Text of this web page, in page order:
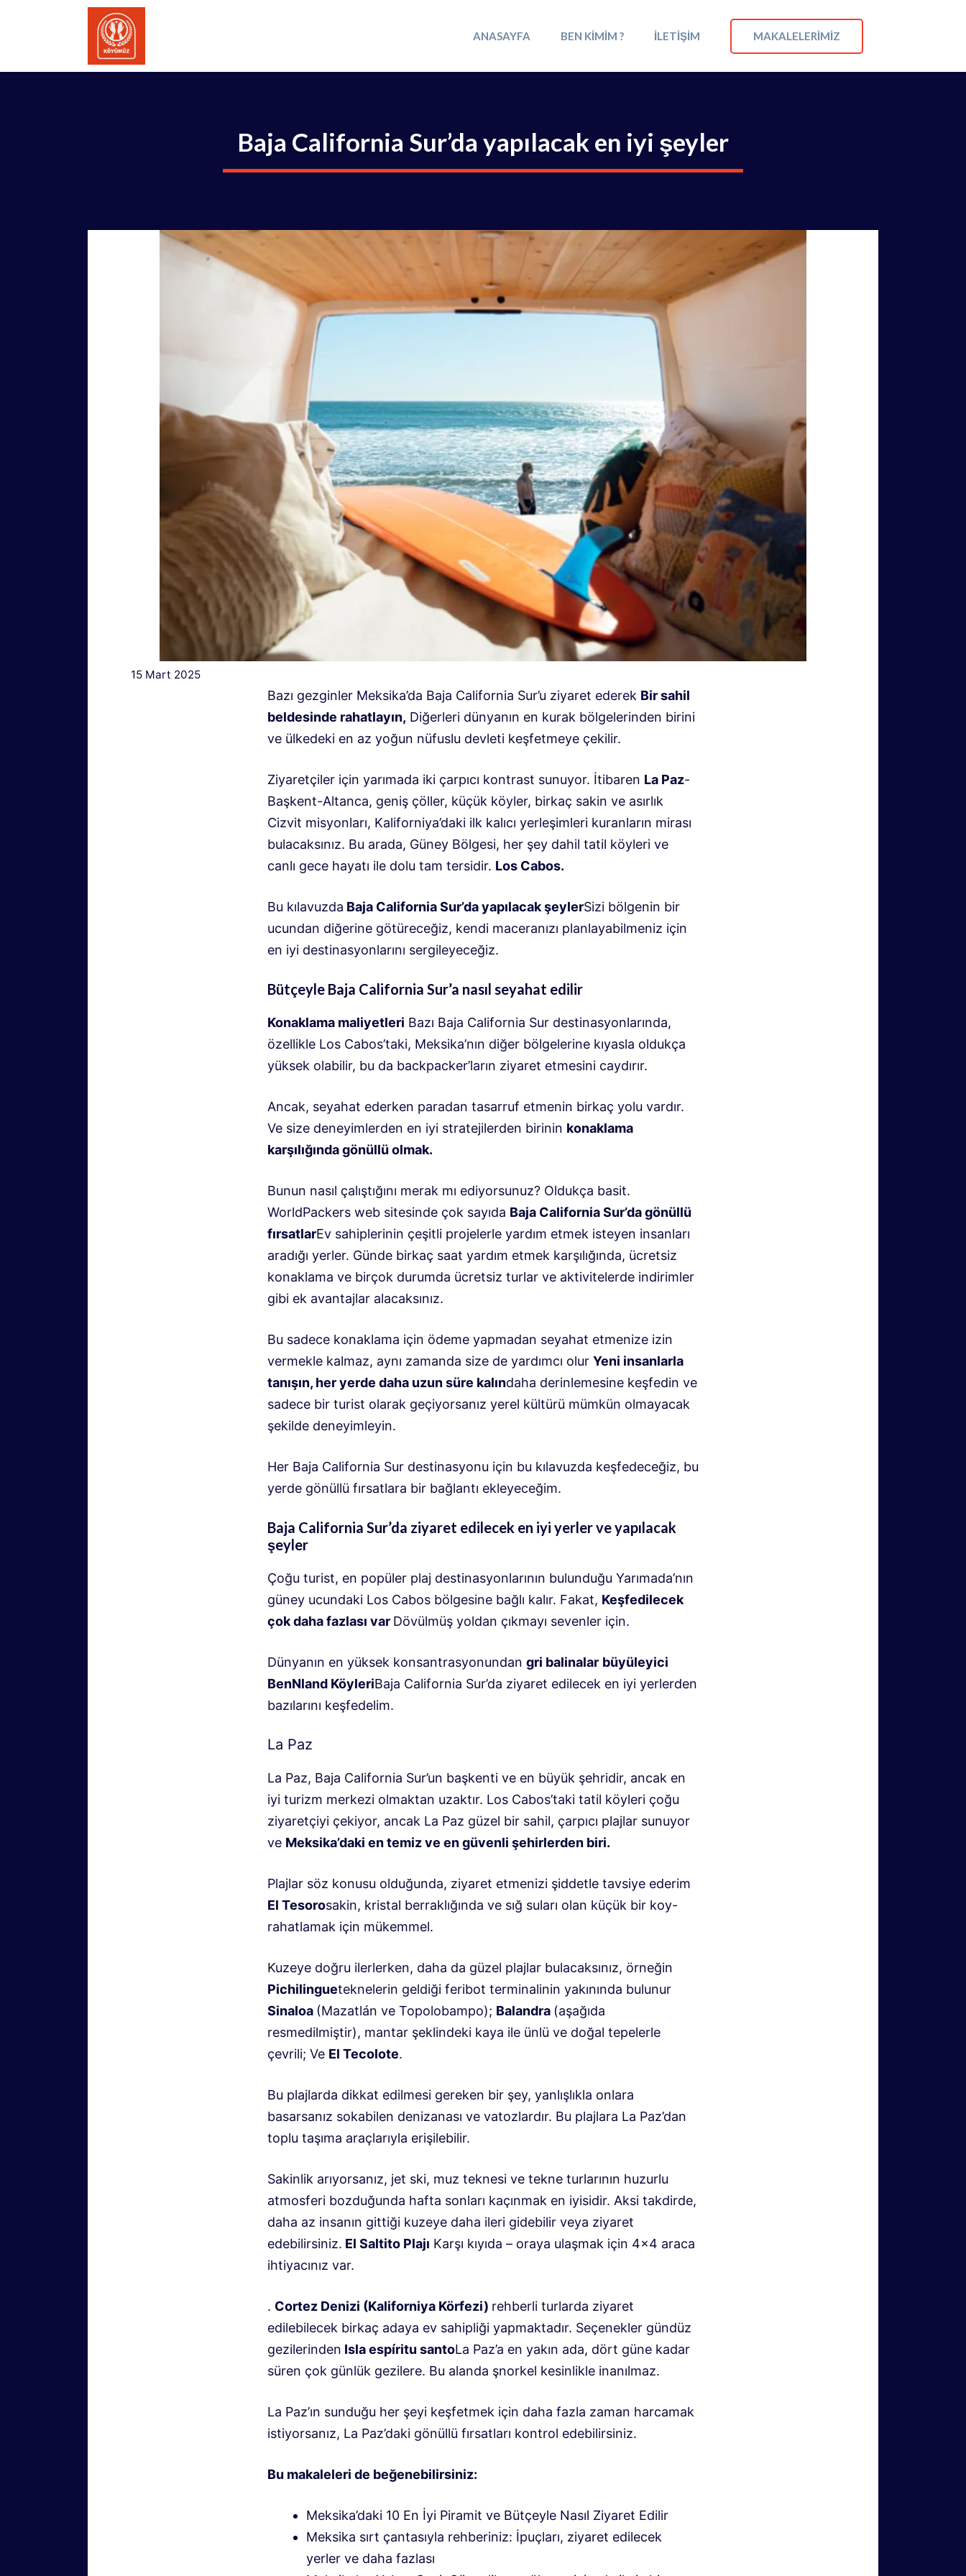
ANASAYFA BEN KIMIM ? İLETIŞIM MAKALELERIMIZ
Baja California Sur’da yapılacak en iyi şeyler
15 Mart 2025
Bazı gezginler Meksika’da Baja California Sur’u ziyaret ederek Bir sahil
beldesinde rahatlayın, Diğerleri dünyanın en kurak bölgelerinden birini
ve ülkedeki en az yoğun nüfuslu devleti keşfetmeye çekilir.
Ziyaretçiler için yarımada iki çarpıcı kontrast sunuyor. İtibaren La Paz-
Başkent-Altanca, geniş çöller, küçük köyler, birkaç sakin ve asırlık
Cizvit misyonları, Kaliforniya’daki ilk kalıcı yerleşimleri kuranların mirası
bulacaksınız. Bu arada, Güney Bölgesi, her şey dahil tatil köyleri ve
canlı gece hayatı ile dolu tam tersidir. Los Cabos.
Bu kılavuzda Baja California Sur’da yapılacak şeylerSizi bölgenin bir
ucundan diğerine götüreceğiz, kendi maceranızı planlayabilmeniz için
en iyi destinasyonlarını sergileyeceğiz.
Bütçeyle Baja California Sur’a nasıl seyahat edilir
Konaklama maliyetleri Bazı Baja California Sur destinasyonlarında,
özellikle Los Cabos’taki, Meksika’nın diğer bölgelerine kıyasla oldukça
yüksek olabilir, bu da backpacker’ların ziyaret etmesini caydırır.
Ancak, seyahat ederken paradan tasarruf etmenin birkaç yolu vardır.
Ve size deneyimlerden en iyi stratejilerden birinin konaklama
karşılığında gönüllü olmak.
Bunun nasıl çalıştığını merak mı ediyorsunuz? Oldukça basit.
WorldPackers web sitesinde çok sayıda Baja California Sur’da gönüllü
fırsatlarEv sahiplerinin çeşitli projelerle yardım etmek isteyen insanları
aradığı yerler. Günde birkaç saat yardım etmek karşılığında, ücretsiz
konaklama ve birçok durumda ücretsiz turlar ve aktivitelerde indirimler
gibi ek avantajlar alacaksınız.
Bu sadece konaklama için ödeme yapmadan seyahat etmenize izin
vermekle kalmaz, aynı zamanda size de yardımcı olur Yeni insanlarla
tanışın, her yerde daha uzun süre kalındaha derinlemesine keşfedin ve
sadece bir turist olarak geçiyorsanız yerel kültürü mümkün olmayacak
şekilde deneyimleyin.
Her Baja California Sur destinasyonu için bu kılavuzda keşfedeceğiz, bu
yerde gönüllü fırsatlara bir bağlantı ekleyeceğim.
Baja California Sur’da ziyaret edilecek en iyi yerler ve yapılacak
şeyler
Çoğu turist, en popüler plaj destinasyonlarının bulunduğu Yarımada’nın
güney ucundaki Los Cabos bölgesine bağlı kalır. Fakat, Keşfedilecek
çok daha fazlası var Dövülmüş yoldan çıkmayı sevenler için.
Dünyanın en yüksek konsantrasyonundan gri balinalar büyüleyici
BenNland KöyleriBaja California Sur’da ziyaret edilecek en iyi yerlerden
bazılarını keşfedelim.
La Paz
La Paz, Baja California Sur’un başkenti ve en büyük şehridir, ancak en
iyi turizm merkezi olmaktan uzaktır. Los Cabos’taki tatil köyleri çoğu
ziyaretçiyi çekiyor, ancak La Paz güzel bir sahil, çarpıcı plajlar sunuyor
ve Meksika’daki en temiz ve en güvenli şehirlerden biri.
Plajlar söz konusu olduğunda, ziyaret etmenizi şiddetle tavsiye ederim
El Tesorosakin, kristal berraklığında ve sığ suları olan küçük bir koy-
rahatlamak için mükemmel.
Kuzeye doğru ilerlerken, daha da güzel plajlar bulacaksınız, örneğin
Pichilingueteknelerin geldiği feribot terminalinin yakınında bulunur
Sinaloa (Mazatlán ve Topolobampo); Balandra (aşağıda
resmedilmiştir), mantar şeklindeki kaya ile ünlü ve doğal tepelerle
çevrili; Ve El Tecolote.
Bu plajlarda dikkat edilmesi gereken bir şey, yanlışlıkla onlara
basarsanız sokabilen denizanası ve vatozlardır. Bu plajlara La Paz’dan
toplu taşıma araçlarıyla erişilebilir.
Sakinlik arıyorsanız, jet ski, muz teknesi ve tekne turlarının huzurlu
atmosferi bozduğunda hafta sonları kaçınmak en iyisidir. Aksi takdirde,
daha az insanın gittiği kuzeye daha ileri gidebilir veya ziyaret
edebilirsiniz. El Saltito Plajı Karşı kıyıda – oraya ulaşmak için 4×4 araca
ihtiyacınız var.
. Cortez Denizi (Kaliforniya Körfezi) rehberli turlarda ziyaret
edilebilecek birkaç adaya ev sahipliği yapmaktadır. Seçenekler gündüz
gezilerinden Isla espíritu santoLa Paz’a en yakın ada, dört güne kadar
süren çok günlük gezilere. Bu alanda şnorkel kesinlikle inanılmaz.
La Paz’ın sunduğu her şeyi keşfetmek için daha fazla zaman harcamak
istiyorsanız, La Paz’daki gönüllü fırsatları kontrol edebilirsiniz.
Bu makaleleri de beğenebilirsiniz:
Meksika’daki 10 En İyi Piramit ve Bütçeyle Nasıl Ziyaret Edilir
Meksika sırt çantasıyla rehberiniz: İpuçları, ziyaret edilecek
yerler ve daha fazlası